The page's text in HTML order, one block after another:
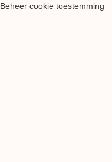
Beheer cookie toestemming